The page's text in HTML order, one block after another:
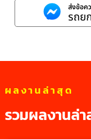
ส่งข้อค
รถย
ผลงานล่าสุด
รวมผลงานล่า